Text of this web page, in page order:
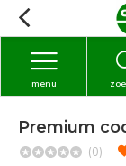
menu
Premium
(0)